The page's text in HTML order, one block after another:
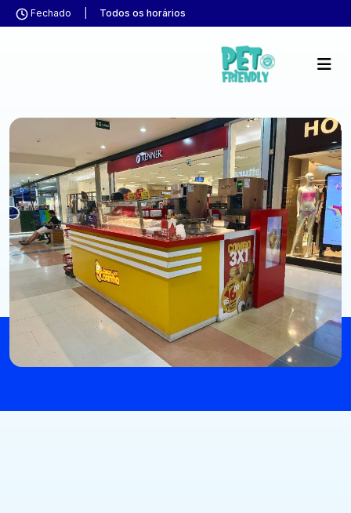
Fechado Todos os horários